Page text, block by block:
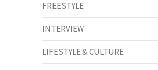
FREESTYLE
INTERVIEW
LIFESTYLE & CULTURE